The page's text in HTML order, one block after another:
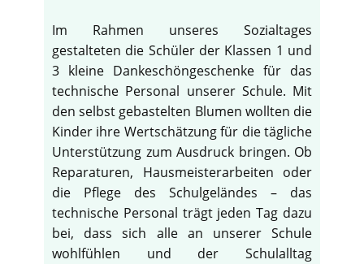
Im Rahmen unseres Sozialtages
gestalteten die Schüler der Klassen 1 und
3 kleine Dankeschöngeschenke für das
technische Personal unserer Schule. Mit
den selbst gebastelten Blumen wollten die
Kinder ihre Wertschätzung für die tägliche
Unterstützung zum Ausdruck bringen. Ob
Reparaturen, Hausmeisterarbeiten oder
die Pflege des Schulgeländes – das
technische Personal trägt jeden Tag dazu
bei, dass sich alle an unserer Schule
wohlfühlen und der Schulalltag